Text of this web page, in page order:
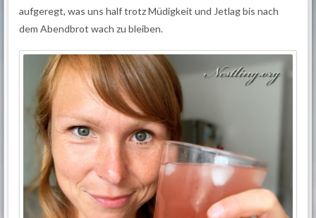
aufgeregt, was uns half trotz Müdigkeit und Jetlag bis nach
dem Abendbrot wach zu bleiben.